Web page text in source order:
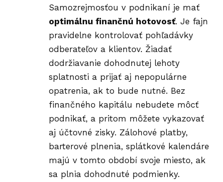
Samozrejmosťou v podnikaní je mať
optimálnu finančnú hotovosť. Je fajn
pravidelne kontrolovať pohľadávky
odberateľov a klientov. Žiadať
dodržiavanie dohodnutej lehoty
splatnosti a prijať aj nepopulárne
opatrenia, ak to bude nutné. Bez
finančného kapitálu nebudete môcť
podnikať, a pritom môžete vykazovať
aj účtovné zisky. Zálohové platby,
barterové plnenia, splátkové kalendáre
majú v tomto období svoje miesto, ak
sa plnia dohodnuté podmienky.